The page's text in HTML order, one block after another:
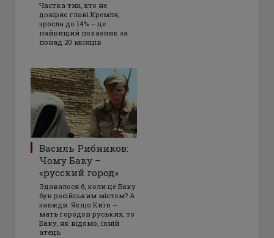
Частка тих, хто не
довіряє главі Кремля,
зросла до 14% – це
найвищий показник за
понад 20 місяців
Василь Рибников:
Чому Баку –
«русский город»
Здавалося б, коли це Баку
був російським містом? А
завжди. Якщо Київ –
мать городов руських, то
Баку, як відомо, їхній
атець